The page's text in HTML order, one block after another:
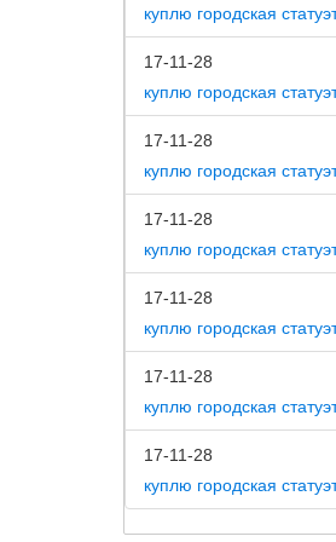
17-11-28
17-11-28
17-11-28
17-11-28
17-11-28
17-11-28